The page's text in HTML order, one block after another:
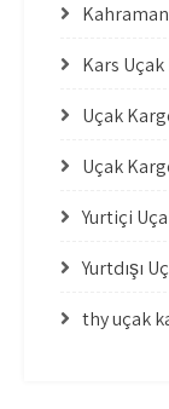
Kars
Uçak
Uçak
Yurtiçi
Yurtdışı
thy uçak